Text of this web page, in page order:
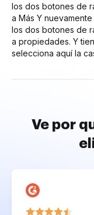
los dos botones de
a Más Y
los dos botones de
a propiedades. Y
selecciona aquí la
Ve por